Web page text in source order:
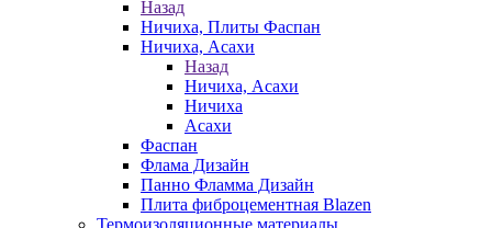
Назад
Ничиха, Плиты Фаспан
Ничиха, Асахи
Назад
Ничиха, Асахи
Ничиха
Асахи
Фаспан
Флама Дизайн
Панно Фламма Дизайн
Плита фиброцементная Blazen
Термоизоляционные материалы